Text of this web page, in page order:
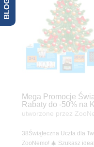
Mega Promocje
Rabaty do -50% na
utworzone przez
38Świąteczna Uczta dla
ZooNemo! 🎄 Szukasz
BLOG